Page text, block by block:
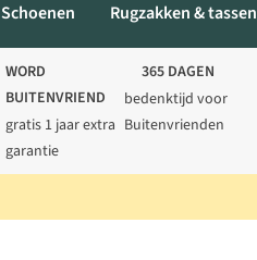
Schoenen Rugzakken & tassen
WORD
BUITENVRIEND
gratis 1 jaar extra
garantie
365 DAGEN
bedenktijd voor
Buitenvrienden